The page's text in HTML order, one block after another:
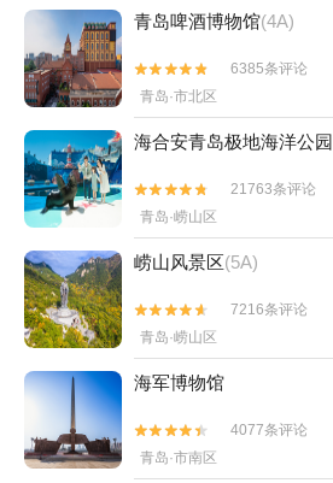
青岛啤酒博物馆(4A)


6385条评论
青岛·市北区
海合安青岛极地海洋公园


21763条评论
青岛·崂山区
崂山风景区(5A)


7216条评论
青岛·崂山区
海军博物馆


4077条评论
青岛·市南区